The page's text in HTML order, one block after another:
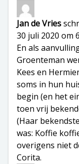
Jan de Vries
30 juli 2020 om
En als
Groenteman
Kees en
soms in hun
begin (en het
toen vrij
(Haar
was: Koffie
overigens niet
Corita.